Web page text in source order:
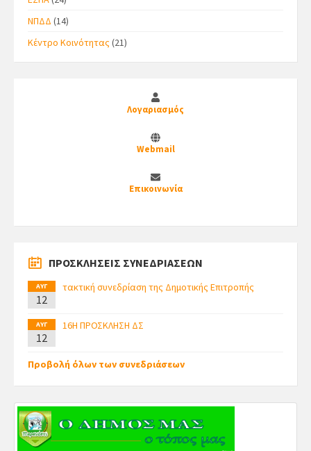
ΝΠΔΔ (14)
Κέντρο Κοινότητας(21)
Λογαριασμός
Webmail
Επικοινωνία
ΠΡΟΣΚΛΗΣΕΙΣ ΣΥΝΕΔΡΙΑΣΕΩΝ
ΑΥΓ
12
τακτική συνεδρίαση της Δημοτικής Επιτροπής
ΑΥΓ
12
16Η ΠΡΟΣΚΛΗΣΗ ΔΣ
Προβολή όλων των συνεδριάσεων